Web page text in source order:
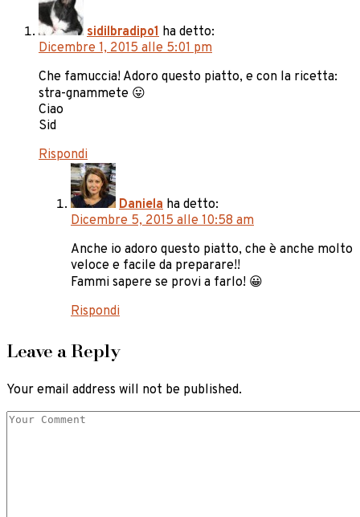
sidilbradipo1 ha detto:
Dicembre 1, 2015 alle 5:01 pm
Che famuccia! Adoro questo piatto, e con la ricetta:
stra-gnammete 😛
Ciao
Sid
Rispondi
Daniela ha detto:
Dicembre 5, 2015 alle 10:58 am
Anche io adoro questo piatto, che è anche molto
veloce e facile da preparare!!
Fammi sapere se provi a farlo! 😀
Rispondi
Leave a Reply
Your email address will not be published.